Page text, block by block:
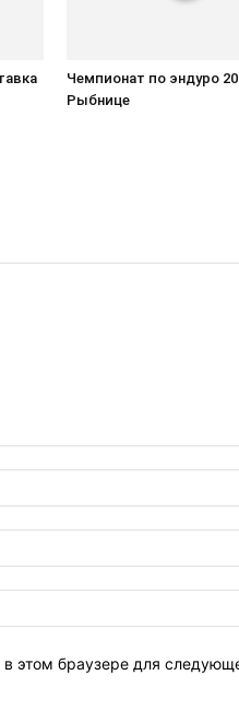
Чемпионат по эндуро
Рыбнице
этом браузере для